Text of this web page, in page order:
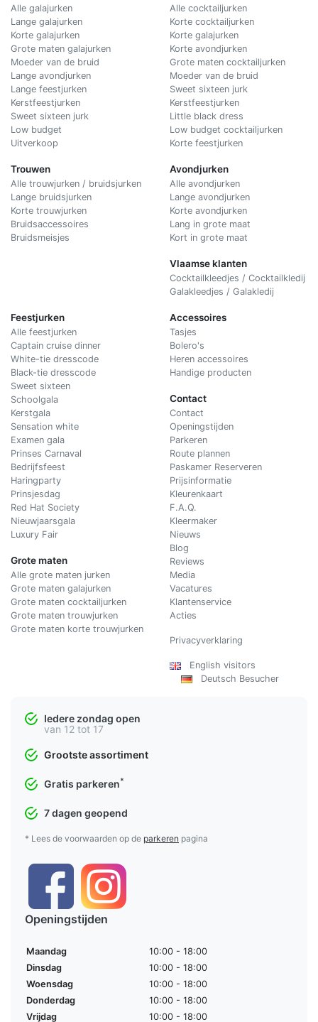
Alle galajurken
Lange galajurken
Korte galajurken
Grote maten galajurken
Moeder van de bruid
Lange avondjurken
Lange feestjurken
Kerstfeestjurken
Sweet sixteen jurk
Low budget
Uitverkoop
Trouwen
Alle trouwjurken / bruidsjurken
Lange bruidsjurken
Korte trouwjurken
Bruidsaccessoires
Bruidsmeisjes
Alle cocktailjurken
Korte cocktailjurken
Korte galajurken
Korte avondjurken
Grote maten cocktailjurken
Moeder van de bruid
Sweet sixteen jurk
Kerstfeestjurken
Little black dress
Low budget cocktailjurken
Korte feestjurken
Avondjurken
Alle avondjurken
Lange avondjurken
Korte avondjurken
Lang in grote maat
Kort in grote maat
Vlaamse klanten
Cocktailkleedjes / Cocktailkledij
Galakleedjes / Galakledij
Feestjurken
Alle feestjurken
Captain cruise dinner
White-tie dresscode
Black-tie dresscode
Sweet sixteen
Schoolgala
Kerstgala
Sensation white
Examen gala
Prinses Carnaval
Bedrijfsfeest
Haringparty
Prinsjesdag
Red Hat Society
Nieuwjaarsgala
Luxury Fair
Grote maten
Alle grote maten jurken
Grote maten galajurken
Grote maten cocktailjurken
Grote maten trouwjurken
Grote maten korte trouwjurken
Accessoires
Tasjes
Bolero's
Heren accessoires
Handige producten
Contact
Contact
Openingstijden
Parkeren
Route plannen
Paskamer Reserveren
Prijsinformatie
Kleurenkaart
F.A.Q.
Kleermaker
Nieuws
Blog
Reviews
Media
Vacatures
Klantenservice
Acties
Privacyverklaring
English visitors
Deutsch Besucher
Iedere zondag open
van 12 tot 17
Grootste assortiment
Gratis parkeren*
7 dagen geopend
* Lees de voorwaarden op de parkeren pagina
Openingstijden
Maandag
10:00 - 18:00
Dinsdag
10:00 - 18:00
Woensdag
10:00 - 18:00
Donderdag
10:00 - 18:00
Vrijdag
10:00 - 18:00